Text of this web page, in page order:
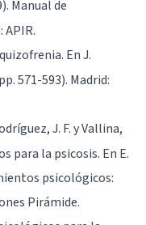
Manual de
En J.
571-593). Madrid:
J. F. y Vallina,
para la psicosis. En E.
psicológicos:
Pirámide.